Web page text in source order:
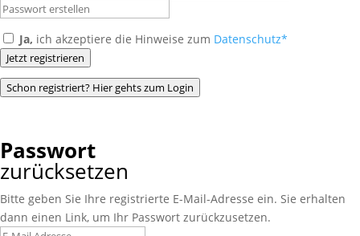
Ja, ich akzeptiere die Hinweise zum Datenschutz*
Jetzt registrieren
Schon registriert? Hier gehts zum Login
Passwort
zurücksetzen
Bitte geben Sie Ihre registrierte E-Mail-Adresse ein. Sie erhalten
dann einen Link, um Ihr Passwort zurückzusetzen.